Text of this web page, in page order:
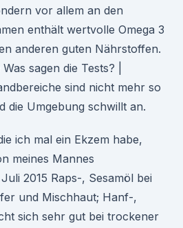
vor allem an den
enthält wertvolle Omega 3
anderen guten Nährstoffen.
sagen die Tests? |
sind nicht mehr so
die Umgebung schwillt an.
ich mal ein Ekzem habe,
meines Mannes
2015 Raps-, Sesamöl bei
und Mischhaut; Hanf-,
sich sehr gut bei trockener